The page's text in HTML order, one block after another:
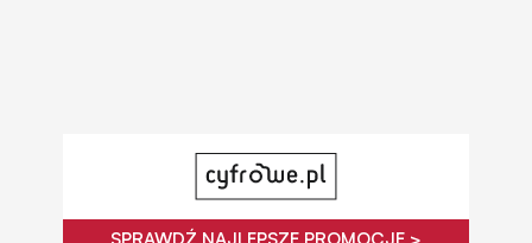
SPRAWDŹ NAJLEPSZE PROMOCJE >